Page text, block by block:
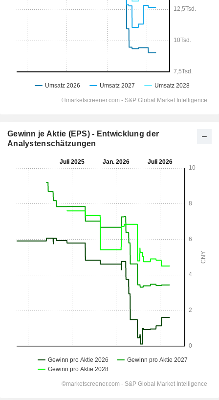
Gewinn je Aktie (EPS) - Entwicklung der
Analystenschätzungen